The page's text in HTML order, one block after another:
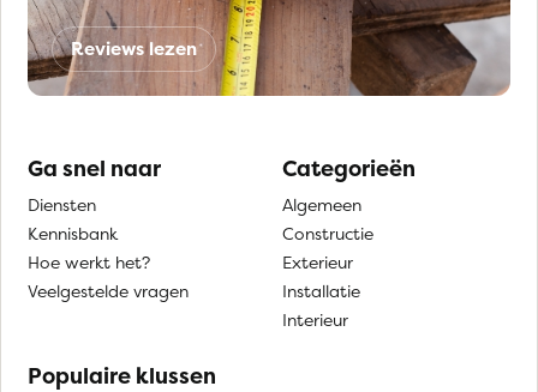
Reviews lezen
Ga snel naar
Diensten
Kennisbank
Hoe werkt het?
Veelgestelde vragen
Categorieën
Algemeen
Constructie
Exterieur
Installatie
Interieur
Populaire klussen